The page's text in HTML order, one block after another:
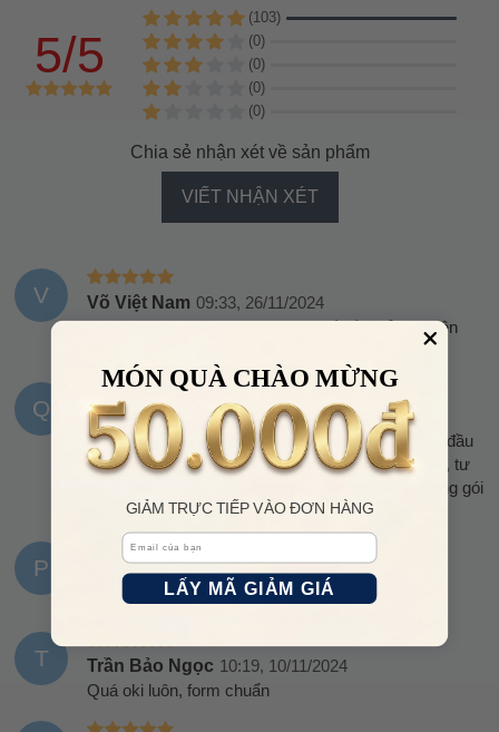
5/5
(103)
(0)
(0)
(0)
(0)
Chia sẻ nhận xét về sản phẩm
VIẾT NHẬN XÉT
V Võ Việt Nam 09:33, 26/11/2024
Nhận hàng ưng luôn, shop cam kết đầy đủ nên yên
Q Quỳnh 09:09, 23/11/2024
Mình thấy mn review VHH nhiều rồi, đặt hàng lần đầu
của shop cảm nhận của mình là shop rất chu đáo, tư
vấn nhiệt tình, sp chất lượng và đặc biệt khâu đóng gói
hàng thì quá kỹ luôn
P Phan đức 16:19, 11/11/2024
Xịn xò gì đâu ý….. lần đầu mua hàng mà ưng quá
T Trần Bảo Ngọc 10:19, 10/11/2024
Quá oki luôn, form chuẩn
MÓN QUÀ CHÀO MỪNG
GIẢM TRỰC TIẾP VÀO ĐƠN HÀNG
Email
LẤY MÃ GIẢM GIÁ